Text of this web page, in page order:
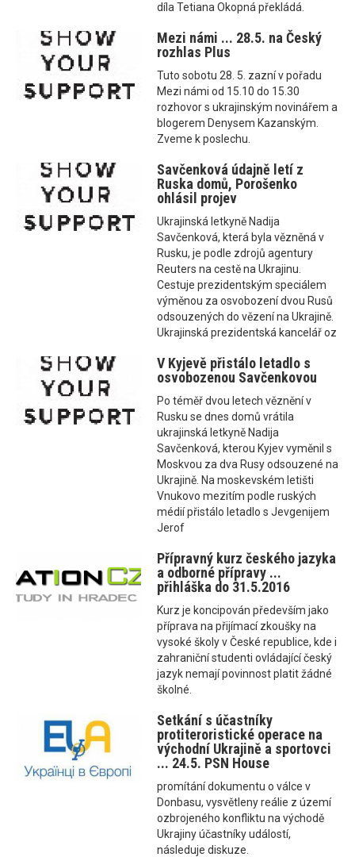
díla Tetiana Okopná překládá.
Mezi námi ... 28.5. na Český
rozhlas Plus
Tuto sobotu 28. 5. zazní v pořadu
Mezi námi od 15.10 do 15.30
rozhovor s ukrajinským novinářem a
blogerem Denysem Kazanským.
Zveme k poslechu.
Savčenková údajně letí z
Ruska domů, Porošenko
ohlásil projev
Ukrajinská letkyně Nadija
Savčenková, která byla vězněná v
Rusku, je podle zdrojů agentury
Reuters na cestě na Ukrajinu.
Cestuje prezidentským speciálem
výměnou za osvobození dvou Rusů
odsouzených do vězení na Ukrajině.
Ukrajinská prezidentská kancelář oz
V Kyjevě přistálo letadlo s
osvobozenou Savčenkovou
Po téměř dvou letech věznění v
Rusku se dnes domů vrátila
ukrajinská letkyně Nadija
Savčenková, kterou Kyjev vyměnil s
Moskvou za dva Rusy odsouzené na
Ukrajině. Na moskevském letišti
Vnukovo mezitím podle ruských
médií přistálo letadlo s Jevgenijem
Jerof
Přípravný kurz českého jazyka
a odborné přípravy ...
přihláška do 31.5.2016
Kurz je koncipován především jako
příprava na přijímací zkoušky na
vysoké školy v České republice, kde i
zahraniční studenti ovládající český
jazyk nemají povinnost platit žádné
školné.
Setkání s účastníky
protiteroristické operace na
východní Ukrajině a sportovci
... 24.5. PSN House
promítání dokumentu o válce v
Donbasu, vysvětleny reálie z území
ozbrojeného konfliktu na východě
Ukrajiny účastníky událostí,
následuje diskuze.